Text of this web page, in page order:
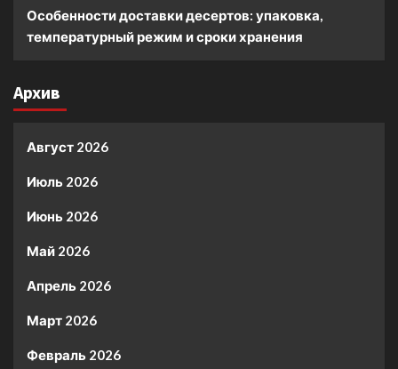
Особенности доставки десертов: упаковка,
температурный режим и сроки хранения
Архив
Август 2026
Июль 2026
Июнь 2026
Май 2026
Апрель 2026
Март 2026
Февраль 2026